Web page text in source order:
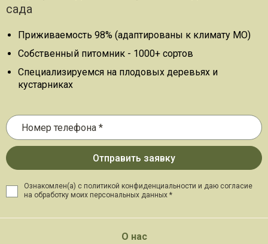
сада
Приживаемость 98% (адаптированы к климату МО)
Собственный питомник - 1000+ сортов
Специализируемся на плодовых деревьях и
кустарниках
Ознакомлен(а) с политикой конфиденциальности и даю согласие
на обработку моих персональных данных *
О нас